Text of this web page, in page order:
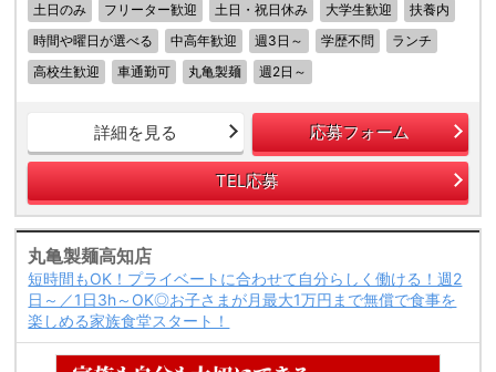
土日のみ
フリーター歓迎 土日・祝日休み 大学生歓迎
扶養内
時間や曜日が選べる
中高年歓迎 週3日～ 学歴不問
ランチ
高校生歓迎
車通勤可 丸亀製麺 週2日～
詳細を見る 応募フォーム
TEL応募
丸亀製麺高知店
短時間もOK！プライベートに合わせて自分らしく働ける！週2
日～／1日3h～OK◎お子さまが月最大1万円まで無償で食事を
楽しめる家族食堂スタート！